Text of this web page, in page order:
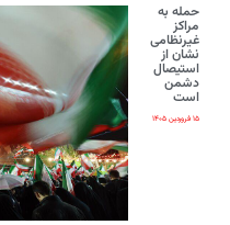
حمله به
مراکز
غیرنظامی
نشان از
استیصال
دشمن
است
۱۵ فروردین ۱۴۰۵